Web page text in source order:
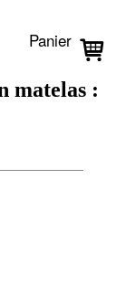
Panier
matelas :